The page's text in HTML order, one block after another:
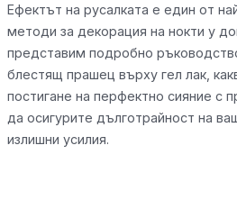
Ефектът на русалката е един от
методи за декорация на нокти у
представим подробно
блестящ прашец върху гел лак,
постигане на перфектно сияние с
да осигурите дълготрайност на
излишни усилия.